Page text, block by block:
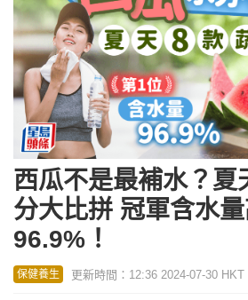
西瓜不是最補水？夏
分大比拼 冠軍含水
96.9%！
保健養生 更新時間：12:36 2024-07-30 HKT